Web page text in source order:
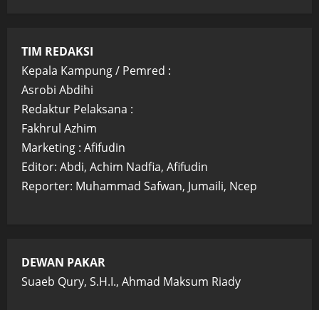
TIM REDAKSI
Kepala Kampung / Pemred :
Asrobi Abdihi
Redaktur Pelaksana :
Fakhrul Azhim
Marketing : Afifudin
Editor: Abdi, Achim Nadfia, Afifudin
Reporter: Muhammad Safwan, Jumaili, Ncep
DEWAN PAKAR
Suaeb Qury, S.H.I., Ahmad Maksum Riady